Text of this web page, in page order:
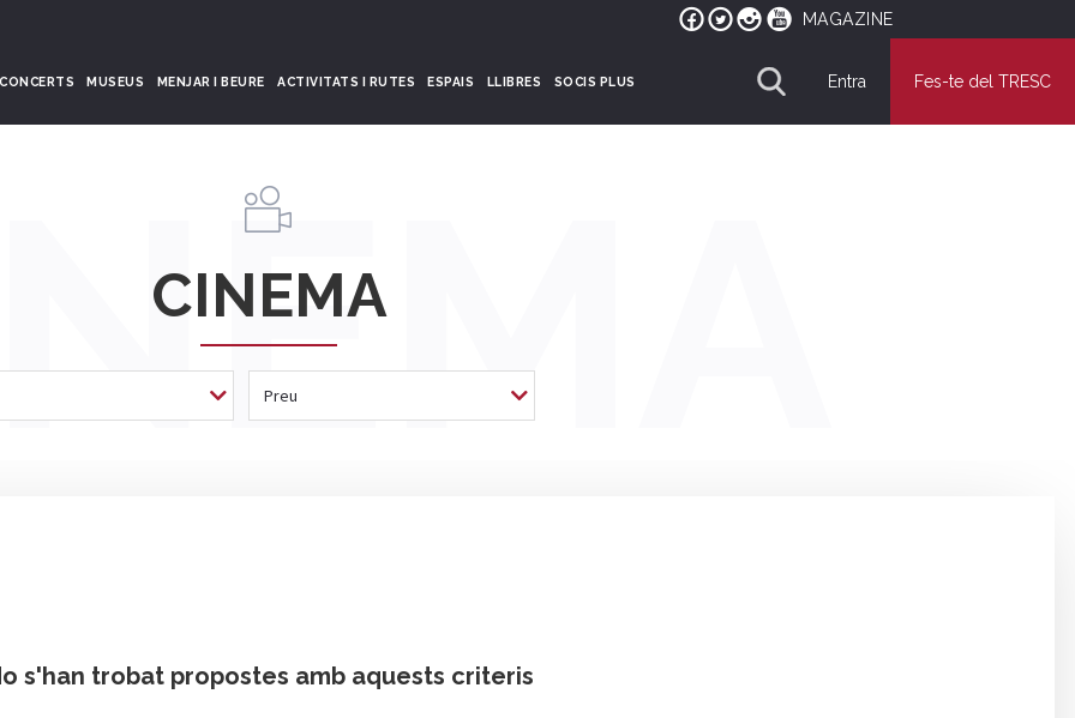
MAGAZINE
CONCERTS MUSEUS MENJAR I BEURE ACTIVITATS I RUTES ESPAIS LLIBRES SOCIS PLUS Entra Fes-te del TRESC
CINEMA
Preu
s'han trobat propostes amb aquests criteris